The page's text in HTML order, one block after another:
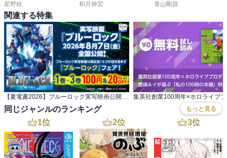
星野桂
和月伸宏
青山剛昌
関連する特集
【夏電書2026】ブルーロック実写映画公開記念！ エゴが目を覚ます『ブルーロック』フェア！
同じジャンルのランキング もっと見る
1位 2位 3位